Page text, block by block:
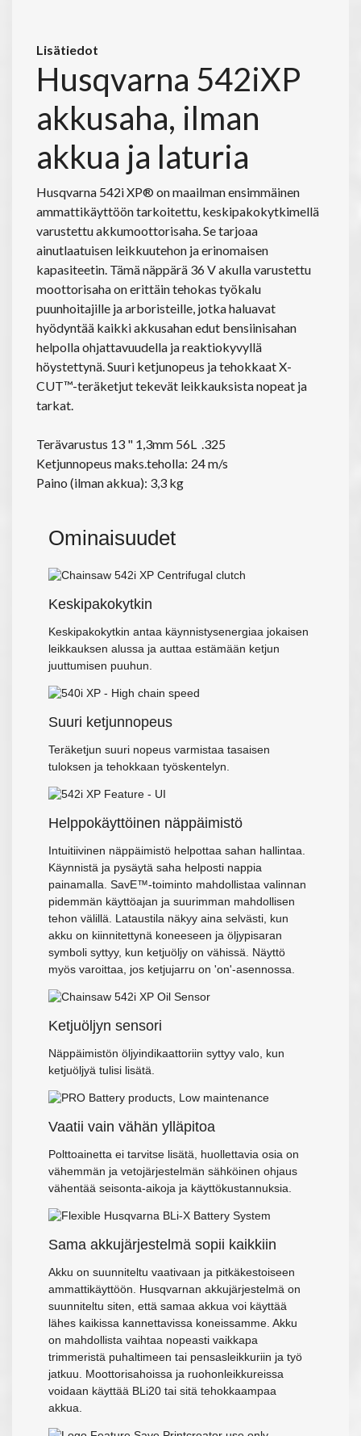
Lisätiedot
Husqvarna 542iXP
akkusaha, ilman
akkua ja laturia
Husqvarna 542i XP® on maailman ensimmäinen
ammattikäyttöön tarkoitettu, keskipakokytkimellä
varustettu akkumoottorisaha. Se tarjoaa
ainutlaatuisen leikkuutehon ja erinomaisen
kapasiteetin. Tämä näppärä 36 V akulla varustettu
moottorisaha on erittäin tehokas työkalu
puunhoitajille ja arboristeille, jotka haluavat
hyödyntää kaikki akkusahan edut bensiinisahan
helpolla ohjattavuudella ja reaktiokyvyllä
höystettynä. Suuri ketjunopeus ja tehokkaat X-
CUT™-teräketjut tekevät leikkauksista nopeat ja
tarkat.
Terävarustus 13 " 1,3mm 56L .325
Ketjunnopeus maks.teholla: 24 m/s
Paino (ilman akkua): 3,3 kg
Ominaisuudet
Keskipakokytkin
Keskipakokytkin antaa käynnistysenergiaa jokaisen
leikkauksen alussa ja auttaa estämään ketjun
juuttumisen puuhun.
Suuri ketjunnopeus
Teräketjun suuri nopeus varmistaa tasaisen
tuloksen ja tehokkaan työskentelyn.
Helppokäyttöinen näppäimistö
Intuitiivinen näppäimistö helpottaa sahan hallintaa.
Käynnistä ja pysäytä saha helposti nappia
painamalla. SavE™-toiminto mahdollistaa valinnan
pidemmän käyttöajan ja suurimman mahdollisen
tehon välillä. Lataustila näkyy aina selvästi, kun
akku on kiinnitettynä koneeseen ja öljypisaran
symboli syttyy, kun ketjuöljy on vähissä. Näyttö
myös varoittaa, jos ketjujarru on 'on'-asennossa.
Ketjuöljyn sensori
Näppäimistön öljyindikaattoriin syttyy valo, kun
ketjuöljyä tulisi lisätä.
Vaatii vain vähän ylläpitoa
Polttoainetta ei tarvitse lisätä, huollettavia osia on
vähemmän ja vetojärjestelmän sähköinen ohjaus
vähentää seisonta-aikoja ja käyttökustannuksia.
Sama akkujärjestelmä sopii kaikkiin
Akku on suunniteltu vaativaan ja pitkäkestoiseen
ammattikäyttöön. Husqvarnan akkujärjestelmä on
suunniteltu siten, että samaa akkua voi käyttää
lähes kaikissa kannettavissa koneissamme. Akku
on mahdollista vaihtaa nopeasti vaikkapa
trimmeristä puhaltimeen tai pensasleikkuriin ja työ
jatkuu. Moottorisahoissa ja ruohonleikkureissa
voidaan käyttää BLi20 tai sitä tehokkaampaa
akkua.